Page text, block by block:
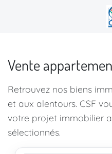
Vente
Retrouvez nos biens
et aux alentours. CSF
votre projet immobilier
sélectionnés.